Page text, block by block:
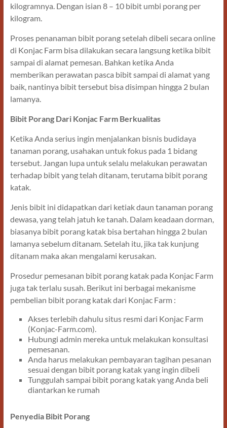
kilogramnya. Dengan isian 8 – 10 bibit umbi porang per
kilogram.
Proses penanaman bibit porang setelah dibeli secara online
di Konjac Farm bisa dilakukan secara langsung ketika bibit
sampai di alamat pemesan. Bahkan ketika Anda
memberikan perawatan pasca bibit sampai di alamat yang
baik, nantinya bibit tersebut bisa disimpan hingga 2 bulan
lamanya.
Bibit Porang Dari Konjac Farm Berkualitas
Ketika Anda serius ingin menjalankan bisnis budidaya
tanaman porang, usahakan untuk fokus pada 1 bidang
tersebut. Jangan lupa untuk selalu melakukan perawatan
terhadap bibit yang telah ditanam, terutama bibit porang
katak.
Jenis bibit ini didapatkan dari ketiak daun tanaman porang
dewasa, yang telah jatuh ke tanah. Dalam keadaan dorman,
biasanya bibit porang katak bisa bertahan hingga 2 bulan
lamanya sebelum ditanam. Setelah itu, jika tak kunjung
ditanam maka akan mengalami kerusakan.
Prosedur pemesanan bibit porang katak pada Konjac Farm
juga tak terlalu susah. Berikut ini berbagai mekanisme
pembelian bibit porang katak dari Konjac Farm :
Akses terlebih dahulu situs resmi dari Konjac Farm
(Konjac-Farm.com).
Hubungi admin mereka untuk melakukan konsultasi
pemesanan.
Anda harus melakukan pembayaran tagihan pesanan
sesuai dengan bibit porang katak yang ingin dibeli
Tunggulah sampai bibit porang katak yang Anda beli
diantarkan ke rumah
Penyedia Bibit Porang